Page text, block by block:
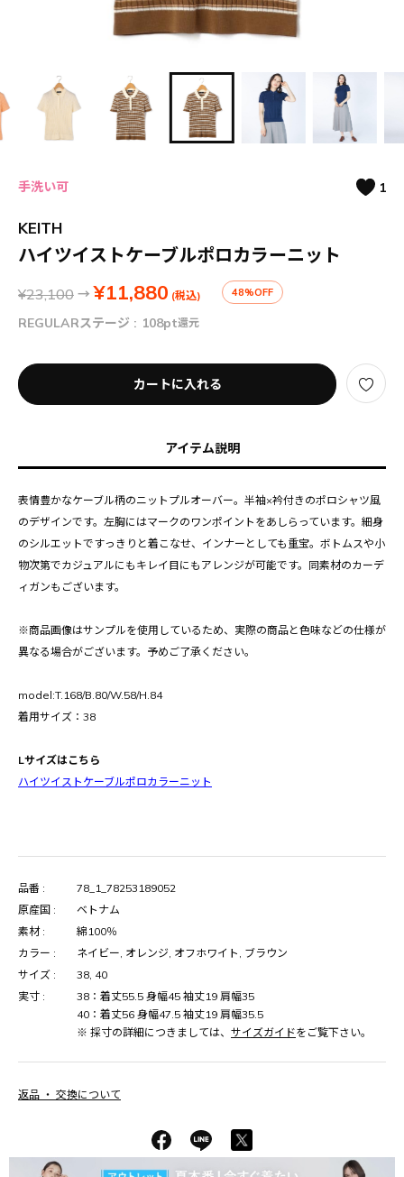
手洗い可 1
KEITH
ハイツイストケーブルポロカラーニット
¥23,100 → ¥11,880 (税込) 48%OFF
REGULARステージ : 108pt還元
カートに入れる
アイテム説明
表情豊かなケーブル柄のニットプルオーバー。半袖×衿付きのポロシャツ風
のデザインです。左胸にはマークのワンポイントをあしらっています。細身
のシルエットですっきりと着こなせ、インナーとしても重宝。ボトムスや小
物次第でカジュアルにもキレイ目にもアレンジが可能です。同素材のカーデ
ィガンもございます。
※商品画像はサンプルを使用しているため、実際の商品と色味などの仕様が
異なる場合がございます。予めご了承ください。
model:T.168/B.80/W.58/H.84
着用サイズ：38
Lサイズはこちら
ハイツイストケーブルポロカラーニット
品番 :
78_1_78253189052
原産国 :
ベトナム
素材 :
綿100％
カラー :
ネイビー, オレンジ, オフホワイト, ブラウン
サイズ :
38, 40
実寸 :
38：着丈55.5 身幅45 袖丈19 肩幅35
40：着丈56 身幅47.5 袖丈19 肩幅35.5
※ 採寸の詳細につきましては、 サイズガイドをご覧下さい。
返品 ・ 交換について